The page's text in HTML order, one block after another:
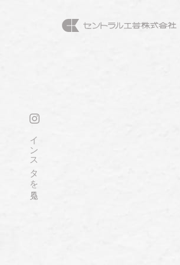
インスタを見る